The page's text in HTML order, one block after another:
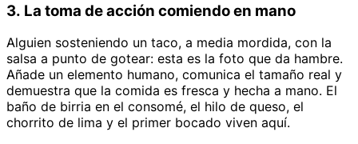
3. La toma de acción comiendo en mano
Alguien sosteniendo un taco, a media mordida, con la
salsa a punto de gotear: esta es la foto que da hambre.
Añade un elemento humano, comunica el tamaño real y
demuestra que la comida es fresca y hecha a mano. El
baño de birria en el consomé, el hilo de queso, el
chorrito de lima y el primer bocado viven aquí.